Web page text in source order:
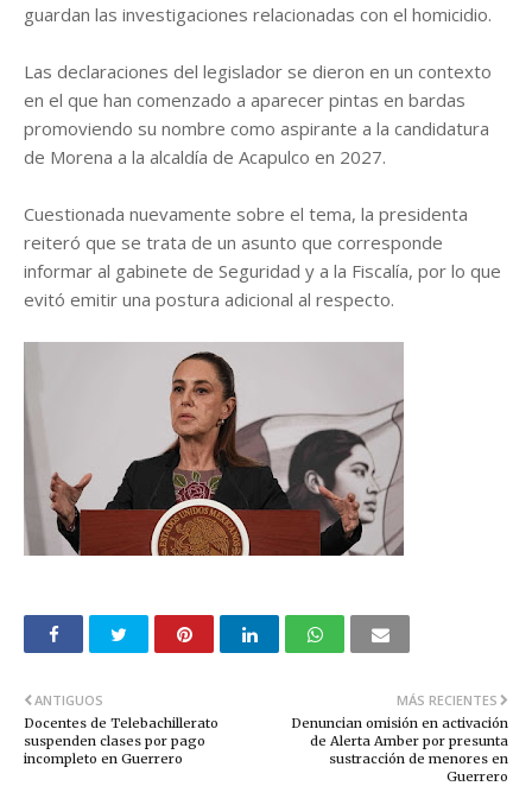
guardan las investigaciones relacionadas con el homicidio.
Las declaraciones del legislador se dieron en un contexto
en el que han comenzado a aparecer pintas en bardas
promoviendo su nombre como aspirante a la candidatura
de Morena a la alcaldía de Acapulco en 2027.
Cuestionada nuevamente sobre el tema, la presidenta
reiteró que se trata de un asunto que corresponde
informar al gabinete de Seguridad y a la Fiscalía, por lo que
evitó emitir una postura adicional al respecto.
MÁS RECIENTES
Denuncian omisión en activación
de Alerta Amber por presunta
sustracción de menores en
Guerrero
ANTIGUOS
Docentes de Telebachillerato
suspenden clases por pago
incompleto en Guerrero